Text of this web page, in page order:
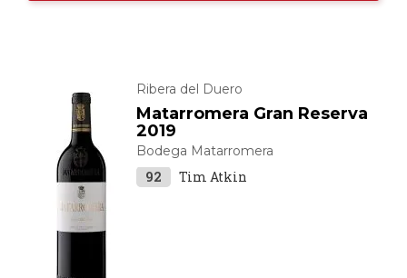
Ribera del Duero
Matarromera Gran Reserva
2019
Bodega Matarromera
92 Tim Atkin